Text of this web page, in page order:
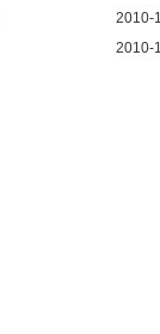
2010-
2010-